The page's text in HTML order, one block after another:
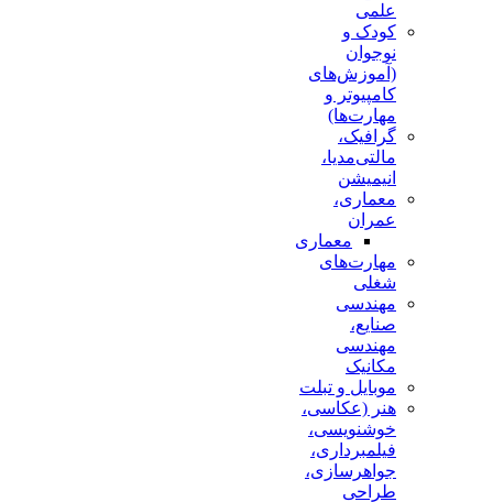
علمی
کودک و
نوجوان
(آموزش‌های
کامپیوتر و
مهارت‌ها)
گرافیک،
مالتی‌مدیا،
انیمیشن
معماری،
عمران
معماری
مهارت‌های
شغلی
مهندسی
صنایع،
مهندسی
مکانیک
موبایل و تبلت
هنر (عکاسی،
خوشنویسی،
فیلمبرداری،
جواهرسازی،
طراحی